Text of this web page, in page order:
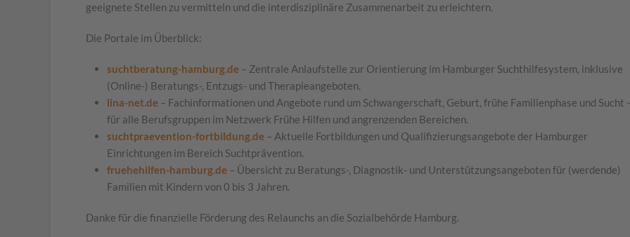
geeignete Stellen zu vermitteln und die interdisziplinäre Zusammenarbeit zu erleichtern.
Die Portale im Überblick:
suchtberatung-hamburg.de – Zentrale Anlaufstelle zur Orientierung im Hamburger Suchthilfesystem, inklusive
(Online-) Beratungs-, Entzugs- und Therapieangeboten.
lina-net.de – Fachinformationen und Angebote rund um Schwangerschaft, Geburt, frühe Familienphase und Sucht
für alle Berufsgruppen im Netzwerk Frühe Hilfen und angrenzenden Bereichen.
suchtpraevention-fortbildung.de – Aktuelle Fortbildungen und Qualifizierungsangebote der Hamburger
Einrichtungen im Bereich Suchtprävention.
fruehehilfen-hamburg.de – Übersicht zu Beratungs-, Diagnostik- und Unterstützungsangeboten für (werdende)
Familien mit Kindern von 0 bis 3 Jahren.
Danke für die finanzielle Förderung des Relaunchs an die Sozialbehörde Hamburg.